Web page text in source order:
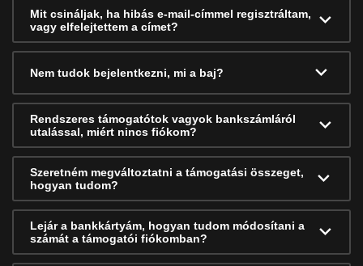
Mit csináljak, ha hibás e-mail-címmel regisztráltam,
vagy elfelejtettem a címet?
Nem tudok bejelentkezni, mi a baj?
Rendszeres támogatótok vagyok bankszámláról
utalással, miért nincs fiókom?
Szeretném megváltoztatni a támogatási összeget,
hogyan tudom?
Lejár a bankkártyám, hogyan tudom módosítani a
számát a támogatói fiókomban?